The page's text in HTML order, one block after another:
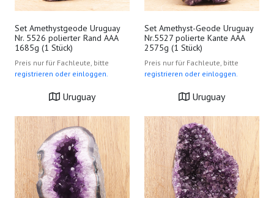
Set Amethystgeode Uruguay
Nr. 5526 polierter Rand AAA
1685g (1 Stück)
Preis nur für Fachleute, bitte
registrieren oder einloggen.
Uruguay
Set Amethyst-Geode Uruguay
Nr.5527 polierte Kante AAA
2575g (1 Stück)
Preis nur für Fachleute, bitte
registrieren oder einloggen.
Uruguay